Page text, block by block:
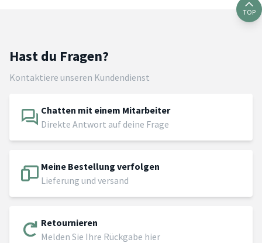
TOP
Hast du Fragen?
Kontaktiere unseren Kundendienst
Chatten mit einem Mitarbeiter
Direkte Antwort auf deine Frage
Meine Bestellung verfolgen
Lieferung und versand
Retournieren
Melden Sie Ihre Rückgabe hier